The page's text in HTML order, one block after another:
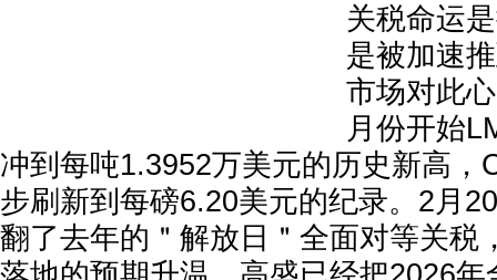
关税命运
是被加速
市场对此
月份开始
冲到每吨1.3952万美元的历史新高，
步刷新到每磅6.20美元的纪录。2月
翻了去年的＂解放日＂全面对等关税